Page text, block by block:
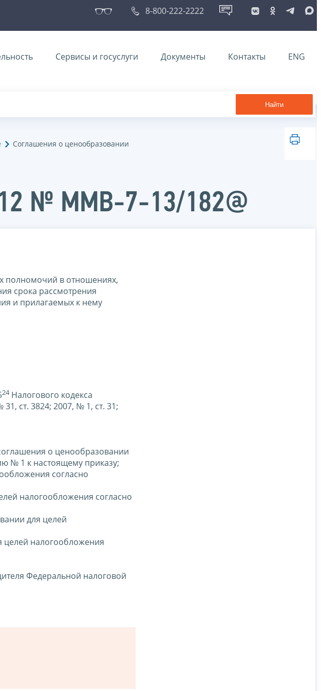
8-800-222-2222
Сервисы и госуслуги Документы Контакты ENG
Найти
Соглашения о ценообразовании
№ ММВ-7-13/182@
полномочий в отношениях,
срока рассмотрения
и прилагаемых к нему
24Налогового кодекса
ст. 3824; 2007, № 1, ст. 31;
о ценообразовании
№ 1 к настоящему приказу;
согласно
налогообложения согласно
для целей
налогообложения
Федеральной налоговой